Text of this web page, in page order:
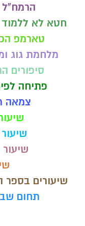
הרמח"ל
חטא לא
טארמפ
מלחמת גוג
סיפורים
פתיחה
צמאה
שיעורים בספר
תחום